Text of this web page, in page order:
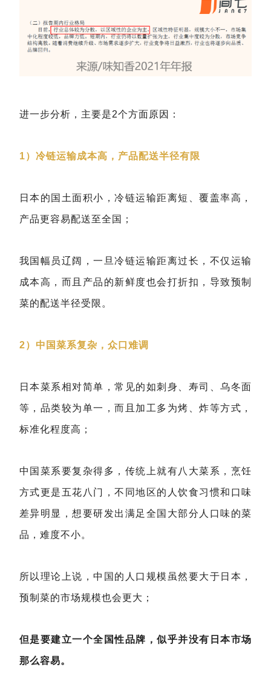
进一步分析，主要是2个方面原因：
1）冷链运输成本高，产品配送半径有限
日本的国土面积小，冷链运输距离短、覆盖率高，
产品更容易配送至全国；
我国幅员辽阔，一旦冷链运输距离过长，不仅运输
成本高，而且产品的新鲜度也会打折扣，导致预制
菜的配送半径受限。
2）中国菜系复杂，众口难调
日本菜系相对简单，常见的如刺身、寿司、乌冬面
等，品类较为单一，而且加工多为烤、炸等方式，
标准化程度高；
中国菜系要复杂得多，传统上就有八大菜系，烹饪
方式更是五花八门，不同地区的人饮食习惯和口味
差异明显，想要研发出满足全国大部分人口味的菜
品，难度不小。
所以理论上说，中国的人口规模虽然要大于日本，
预制菜的市场规模也会更大；
但是要建立一个全国性品牌，似乎并没有日本市场
那么容易。